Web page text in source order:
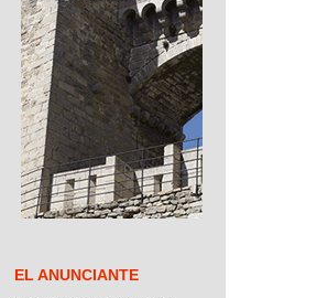
EL ANUNCIANTE